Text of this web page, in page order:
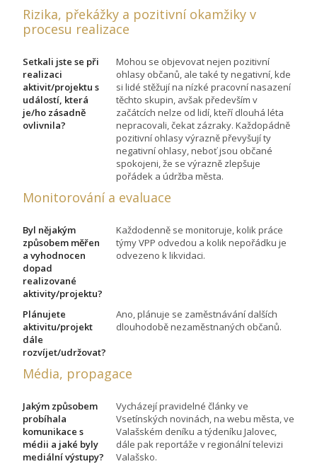
Rizika, překážky a pozitivní okamžiky v
procesu realizace
Setkali jste se při
realizaci
aktivit/projektu s
událostí, která
je/ho zásadně
ovlivnila?
Mohou se objevovat nejen pozitivní
ohlasy občanů, ale také ty negativní, kde
si lidé stěžují na nízké pracovní nasazení
těchto skupin, avšak především v
začátcích nelze od lidí, kteří dlouhá léta
nepracovali, čekat zázraky. Každopádně
pozitivní ohlasy výrazně převyšují ty
negativní ohlasy, neboť jsou občané
spokojeni, že se výrazně zlepšuje
pořádek a údržba města.
Monitorování a evaluace
Byl nějakým
způsobem měřen
a vyhodnocen
dopad
realizované
aktivity/projektu?
Každodenně se monitoruje, kolik práce
týmy VPP odvedou a kolik nepořádku je
odvezeno k likvidaci.
Plánujete
aktivitu/projekt
dále
rozvíjet/udržovat?
Ano, plánuje se zaměstnávání dalších
dlouhodobě nezaměstnaných občanů.
Média, propagace
Jakým způsobem
probíhala
komunikace s
médii a jaké byly
mediální výstupy?
Vycházejí pravidelné články ve
Vsetínských novinách, na webu města, ve
Valašském deníku a týdeníku Jalovec,
dále pak reportáže v regionální televizi
Valašsko.